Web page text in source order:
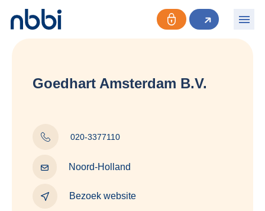
Goedhart Amsterdam B.V.
020-3377110
Noord-Holland
Bezoek website